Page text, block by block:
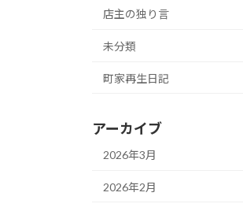
店主の独り言
未分類
町家再生日記
アーカイブ
2026年3月
2026年2月